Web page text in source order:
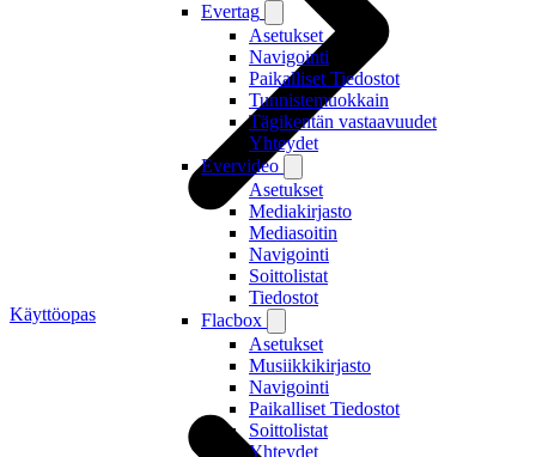
Evertag
Asetukset
Navigointi
Paikalliset Tiedostot
Tunnistemuokkain
Tägikentän vastaavuudet
Yhteydet
Evervideo
Asetukset
Mediakirjasto
Mediasoitin
Navigointi
Soittolistat
Tiedostot
Flacbox
Asetukset
Musiikkikirjasto
Navigointi
Paikalliset Tiedostot
Soittolistat
Yhteydet
Käyttöopas